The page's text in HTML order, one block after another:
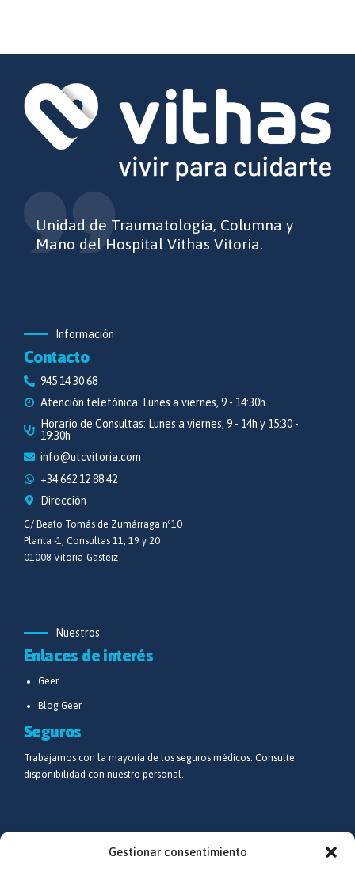
Gestionar consentimiento
Unidad de Traumatología, Columna y
Mano del Hospital Vithas Vitoria.
Información
Contacto
945 14 30 68
Atención telefónica: Lunes a viernes, 9 - 14:30h.
Horario de Consultas: Lunes a viernes, 9 - 14h y 15:30 -
19:30h
info@utcvitoria.com
+34 662 12 88 42
Dirección
C/ Beato Tomás de Zumárraga nº10
Planta -1, Consultas 11, 19 y 20
01008 Vitoria-Gasteiz
Nuestros
Enlaces de interés
Geer
Blog Geer
Seguros
Trabajamos con la mayoría de los seguros médicos. Consulte
disponibilidad con nuestro personal.
Redes sociales